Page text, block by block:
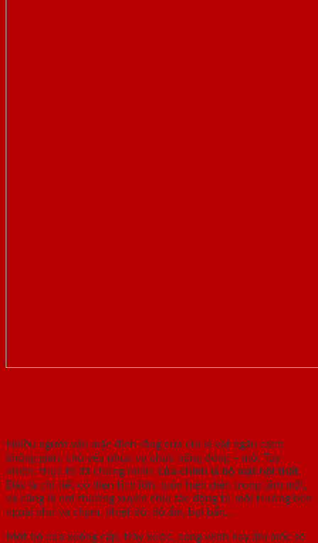
Nhiều người vẫn mặc định rằng cửa chỉ là vật ngăn cách
không gian, chủ yếu phục vụ chức năng đóng – mở. Tuy
nhiên, thực tế đã chứng minh: cửa chính là bộ mặt nội thất.
Đây là chi tiết có diện tích lớn, luôn hiện diện trong tầm mắt,
và cũng là nơi thường xuyên chịu tác động từ môi trường bên
ngoài như va chạm, nhiệt độ, độ ẩm, bụi bẩn…
Một bộ cửa xuống cấp, trầy xước, cong vênh hay ẩm mốc sẽ